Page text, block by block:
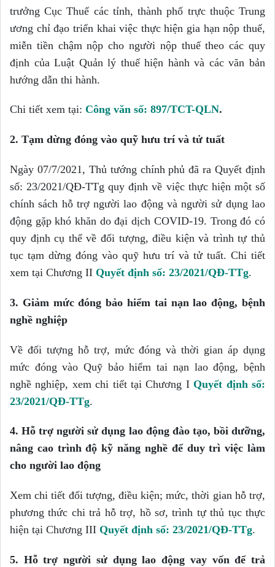
trưởng Cục Thuế các tỉnh, thành phố trực thuộc Trung
ương chỉ đạo triển khai việc thực hiện gia hạn nộp thuế,
miễn tiền chậm nộp cho người nộp thuế theo các quy
định của Luật Quản lý thuế hiện hành và các văn bản
hướng dẫn thi hành.
Chi tiết xem tại: Công văn số: 897/TCT-QLN.
2. Tạm dừng đóng vào quỹ hưu trí và tử tuất
Ngày 07/7/2021, Thủ tướng chính phủ đã ra Quyết định
số: 23/2021/QĐ-TTg quy định về việc thực hiện một số
chính sách hỗ trợ người lao động và người sử dụng lao
động gặp khó khăn do đại dịch COVID-19. Trong đó có
quy định cụ thể về đối tượng, điều kiện và trình tự thủ
tục tạm dừng đóng vào quỹ hưu trí và tử tuất. Chi tiết
xem tại Chương II Quyết định số: 23/2021/QĐ-TTg.
3. Giảm mức đóng bảo hiểm tai nạn lao động, bệnh
nghề nghiệp
Về đối tượng hỗ trợ, mức đóng và thời gian áp dụng
mức đóng vào Quỹ bảo hiểm tai nạn lao động, bệnh
nghề nghiệp, xem chi tiết tại Chương IQuyết định số:
23/2021/QĐ-TTg.
4.Hỗ trợ người sử dụng lao động đào tạo, bồi dưỡng,
nâng cao trình độ kỹ năng nghề để duy trì việc làm
cho người lao động
Xem chi tiết đối tượng, điều kiện; mức, thời gian hỗ trợ,
phương thức chi trả hỗ trợ, hồ sơ, trình tự thủ tục thực
hiện tại Chương III Quyết định số: 23/2021/QĐ-TTg.
5. Hỗ trợ người sử dụng lao động vay vốn để trả